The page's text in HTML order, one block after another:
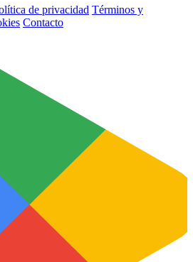
de privacidad Términos y
Contacto